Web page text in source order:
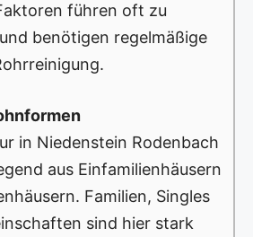
führen oft zu
benötigen regelmäßige
in Niedenstein Rodenbach
aus Einfamilienhäusern
Familien, Singles
sind hier stark